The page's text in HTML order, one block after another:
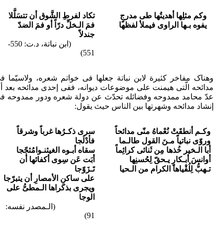
وکم مثلِها أهدیتُها طی مدرجٍ
یفوه بـها الراوی فیملأ لفظها
تکاد لفرطِ الشَّوق­ أن تتسَلَّلا
فمَ الـخلِّ درّاً أو فمَ الضدّ
جندلاً
(ابن نباتة، د.ت: 550-
551)
وهناک مفاخر کثیرة لابن نباتة جعلها فی خواتم شعره، ولاسیّما
مدائحه الّتی هیمنت علی موضوعات دیوانه، ففی إحدی مدائحه بعد
عدّ محامد ممدوحه وفضائله تحدّث عن دولة شعره ودور ممدوحه
إنشاد مدائحه وشهرتها بین الناس حیث یقول:
وکـم أنطقَتْ نُعْماهُ منّی مدائحاً
وروّی نباتیاً مـنَ القول طالـما
أبا الـخیر خُذها مِن ثَنائی کرائِماً
أوانسَ أبـکارٍ یـحقّ لِحُسنِها
تـهبُّ لِلُقْیاها الکرام من الـحیا
سری ذکـرُها غرباً وشرقاً
فأدْلَجا
سقاه أبـوه الغیثنـوا مُثجّجا
أبَت عَن سِوی أکفائها أن
تَـزَوّجا
علی ساکنِ الأمصارِ أن یتبرّجا
ویجری بذکراها الـمطیُّ على
الوجا
(الـمصدر نفسه:
91)